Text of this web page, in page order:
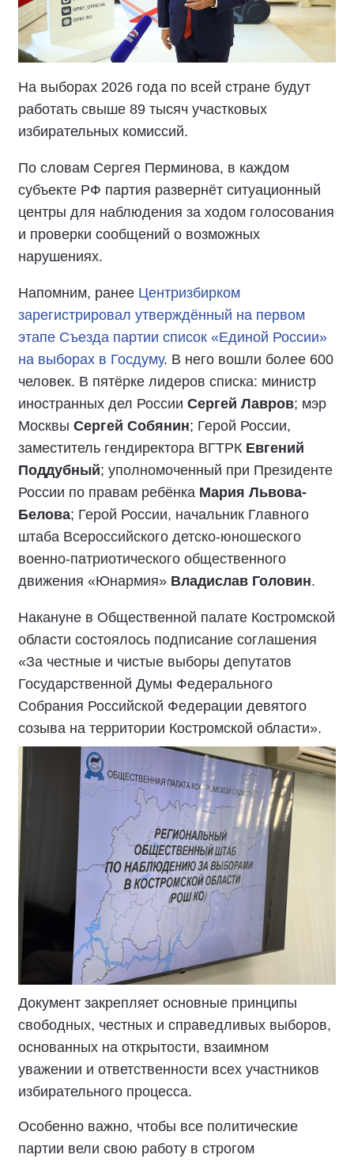
На выборах 2026 года по всей стране будут
работать свыше 89 тысяч участковых
избирательных комиссий.
По словам Сергея Перминова, в каждом
субъекте РФ партия развернёт ситуационный
центры для наблюдения за ходом голосования
и проверки сообщений о возможных
нарушениях.
Напомним, ранее Центризбирком
зарегистрировал утверждённый на первом
этапе Съезда партии список «Единой России»
на выборах в Госдуму. В него вошли более 600
человек. В пятёрке лидеров списка: министр
иностранных дел России Сергей Лавров; мэр
Москвы Сергей Собянин; Герой России,
заместитель гендиректора ВГТРК Евгений
Поддубный; уполномоченный при Президенте
России по правам ребёнка Мария Львова-
Белова; Герой России, начальник Главного
штаба Всероссийского детско-юношеского
военно-патриотического общественного
движения «Юнармия» Владислав Головин.
Накануне в Общественной палате Костромской
области состоялось подписание соглашения
«За честные и чистые выборы депутатов
Государственной Думы Федерального
Собрания Российской Федерации девятого
созыва на территории Костромской области».
Документ закрепляет основные принципы
свободных, честных и справедливых выборов,
основанных на открытости, взаимном
уважении и ответственности всех участников
избирательного процесса.
Особенно важно, чтобы все политические
партии вели свою работу в строгом